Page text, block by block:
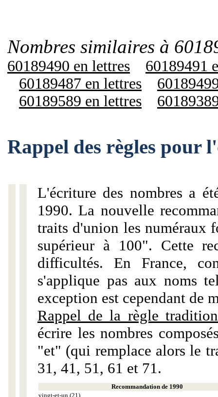
Nombres similaires à
60189490 en lettres
60189491
60189487 en lettres
60189589 en lettres
Rappel des règles pour
L'écriture des nombres a
1990. La nouvelle
traits d'union les numéraux
supérieur à 100". Cette
difficultés. En France,
s'applique pas aux noms
exception est cependant de
Rappel de la règle
écrire les nombres
"et" (qui remplace alors le
31, 41, 51, 61 et 71.
Recommandation de 1990
vingt-et-un (21)